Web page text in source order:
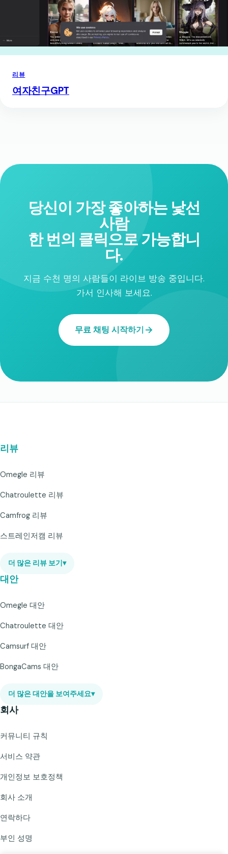
리뷰
여자친구GPT
당신이 가장 좋아하는 낯선
사람
한 번의 클릭으로 가능합니
다.
지금 수천 명의 사람들이 라이브 방송 중입니다.
가서 인사해 보세요.
무료 채팅 시작하기
리뷰
Omegle 리뷰
Chatroulette 리뷰
Camfrog 리뷰
스트레인저캠 리뷰
더 많은 리뷰 보기 ▾
대안
Omegle 대안
Chatroulette 대안
Camsurf 대안
BongaCams 대안
더 많은 대안을 보여주세요▾
회사
커뮤니티 규칙
서비스 약관
개인정보 보호정책
회사 소개
연락하다
부인 성명